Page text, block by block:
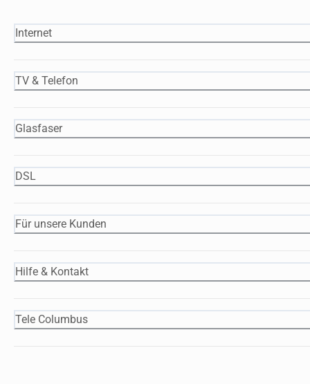
Internet
TV & Telefon
Glasfaser
DSL
Für unsere Kunden
Hilfe & Kontakt
Tele Columbus